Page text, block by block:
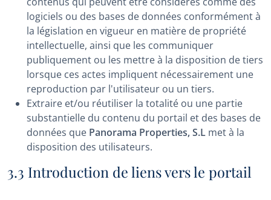
logiciels ou des bases de données conformément à
la législation en vigueur en matière de propriété
intellectuelle, ainsi que les communiquer
publiquement ou les mettre à la disposition de tiers
lorsque ces actes impliquent nécessairement une
reproduction par l'utilisateur ou un tiers.
Extraire et/ou réutiliser la totalité ou une partie
substantielle du contenu du portail et des bases de
données que Panorama Properties, S.L met à la
disposition des utilisateurs.
3.3 Introduction de liens vers le portail